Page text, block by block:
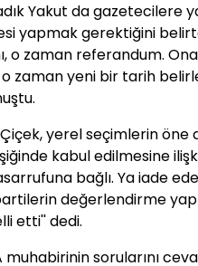
Yakut da gazetecilere
yapmak gerektiğini
o zaman referandum.
zaman yeni bir tarih
yerel seçimlerin öne
kabul edilmesine
bağlı. Ya iade
değerlendirme
etti'' dedi.
sorularını